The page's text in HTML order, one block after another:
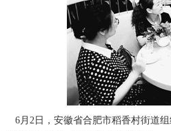
6月2日，安徽省合肥市稻香村街道组